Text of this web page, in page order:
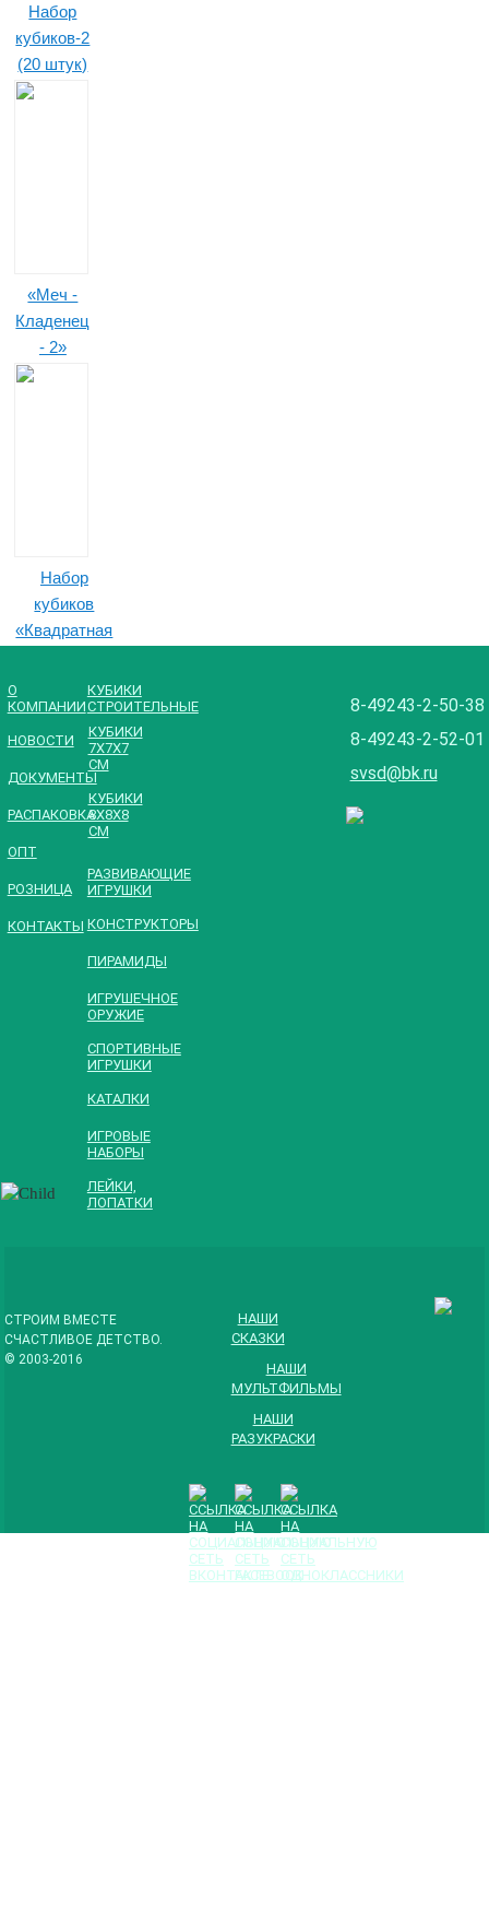
Набор
кубиков-2
(20 штук)
«Меч -
Кладенец
- 2»
Набор
кубиков
«Квадратная
(28 штук)
«Собирайка
Развивайка
О
КОМПАНИИ
НОВОСТИ
ДОКУМЕНТЫ
РАСПАКОВКА
OПТ
PОЗНИЦА
КОНТАКТЫ
КУБИКИ
СТРОИТЕЛЬНЫЕ
КУБИКИ
7Х7Х7
СМ
КУБИКИ
8Х8Х8
СМ
РАЗВИВАЮЩИЕ
ИГРУШКИ
КОНСТРУКТОРЫ
ПИРАМИДЫ
ИГРУШЕЧНОЕ
ОРУЖИЕ
СПОРТИВНЫЕ
ИГРУШКИ
КАТАЛКИ
ИГРОВЫЕ
НАБОРЫ
ЛЕЙКИ,
ЛОПАТКИ
8-49243-2-50-38
8-49243-2-52-01
svsd@bk.ru
СТРОИМ ВМЕСТЕ
СЧАСТЛИВОЕ ДЕТСТВО.
© 2003-2016
НАШИ
СКАЗКИ
НАШИ
МУЛЬТФИЛЬМЫ
НАШИ
РАЗУКРАСКИ